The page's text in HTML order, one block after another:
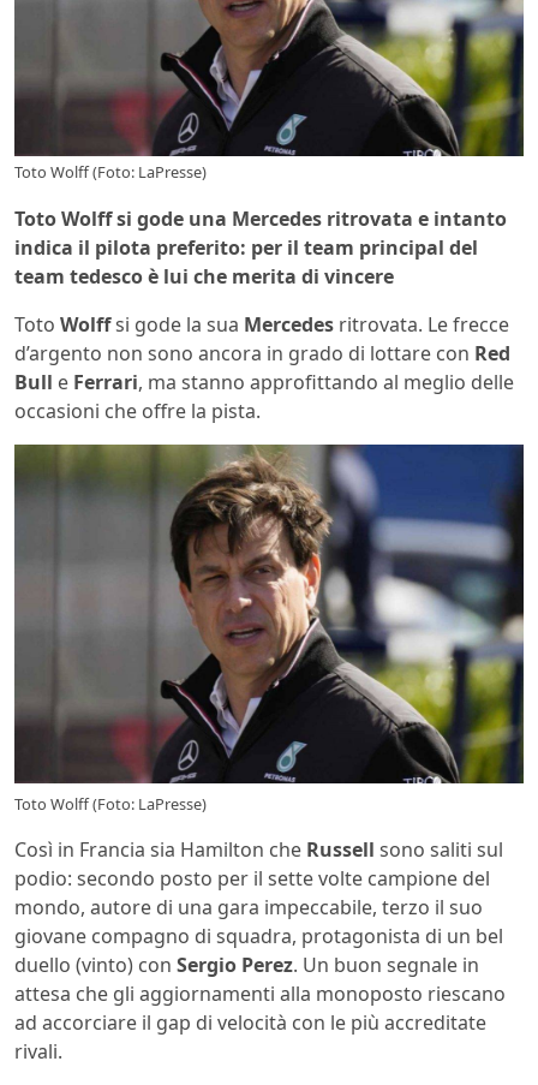
Toto Wolff (Foto: LaPresse)
Toto Wolff si gode una Mercedes ritrovata e intanto
indica il pilota preferito: per il team principal del
team tedesco è lui che merita di vincere
Toto Wolffsi gode la sua Mercedes ritrovata. Le frecce
d’argento non sono ancora in grado di lottare con Red
Bull e Ferrari, ma stanno approfittando al meglio delle
occasioni che offre la pista.
Toto Wolff (Foto: LaPresse)
Così in Francia sia Hamilton che Russell sono saliti sul
podio: secondo posto per il sette volte campione del
mondo, autore di una gara impeccabile, terzo il suo
giovane compagno di squadra, protagonista di un bel
duello (vinto) con Sergio Perez. Un buon segnale in
attesa che gli aggiornamenti alla monoposto riescano
ad accorciare il gap di velocità con le più accreditate
rivali.